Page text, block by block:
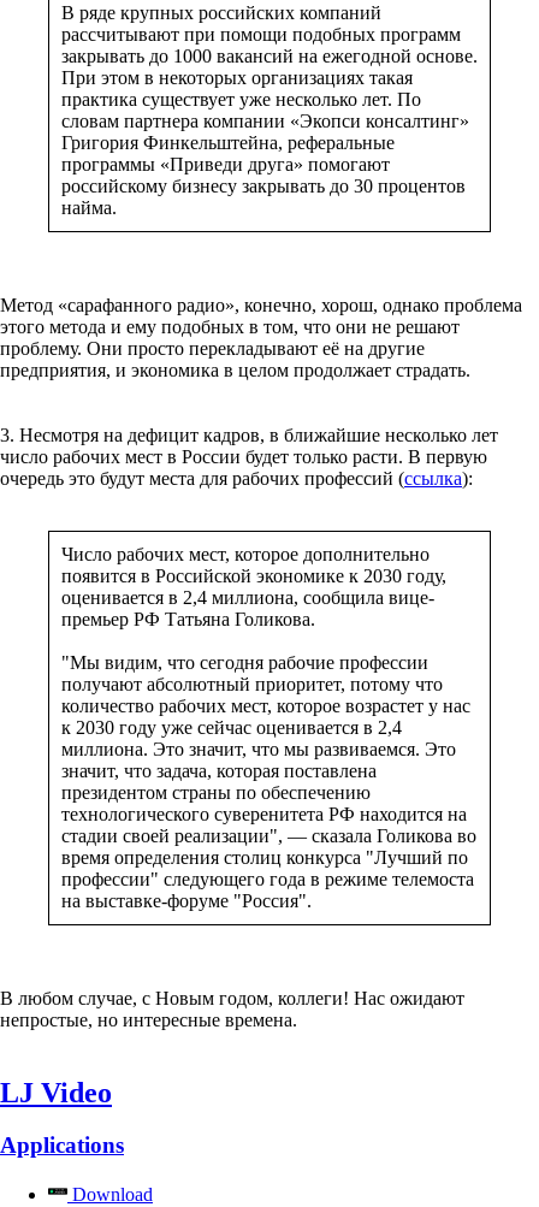
В ряде крупных российских компаний
рассчитывают при помощи подобных программ
закрывать до 1000 вакансий на ежегодной основе.
При этом в некоторых организациях такая
практика существует уже несколько лет. По
словам партнера компании «Экопси консалтинг»
Григория Финкельштейна, реферальные
программы «Приведи друга» помогают
российскому бизнесу закрывать до 30 процентов
найма.
Метод «сарафанного радио», конечно, хорош, однако проблема
этого метода и ему подобных в том, что они не решают
проблему. Они просто перекладывают её на другие
предприятия, и экономика в целом продолжает страдать.
3. Несмотря на дефицит кадров, в ближайшие несколько лет
число рабочих мест в России будет только расти. В первую
очередь это будут места для рабочих профессий (ссылка):
Число рабочих мест, которое дополнительно
появится в Российской экономике к 2030 году,
оценивается в 2,4 миллиона, сообщила вице-
премьер РФ Татьяна Голикова.
"Мы видим, что сегодня рабочие профессии
получают абсолютный приоритет, потому что
количество рабочих мест, которое возрастет у нас
к 2030 году уже сейчас оценивается в 2,4
миллиона. Это значит, что мы развиваемся. Это
значит, что задача, которая поставлена
президентом страны по обеспечению
технологического суверенитета РФ находится на
стадии своей реализации", — сказала Голикова во
время определения столиц конкурса "Лучший по
профессии" следующего года в режиме телемоста
на выставке-форуме "Россия".
В любом случае, с Новым годом, коллеги! Нас ожидают
непростые, но интересные времена.
LJ Video
Applications
Download